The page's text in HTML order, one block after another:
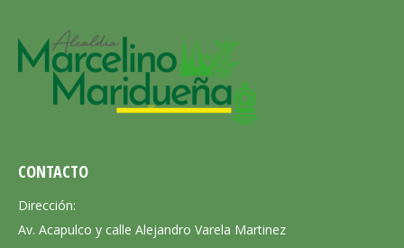
CONTACTO
Dirección:
Av. Acapulco y calle Alejandro Varela Martinez